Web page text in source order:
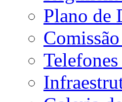
Plano de